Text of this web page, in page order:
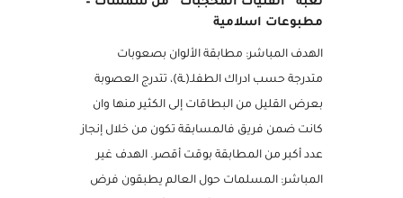
لعبة “الفتيات المحجبات” من شمسات –
مطبوعات اسلامية
الهدف المباشر: مطابقة الألوان بصعوبات
متدرجة حسب ادراك الطفلـ(ـة)، تتدرج العصوبة
بعرض القليل من البطاقات إلى الكثير منها وان
كانت ضمن فريق فالمسابقة تكون من خلال إنجاز